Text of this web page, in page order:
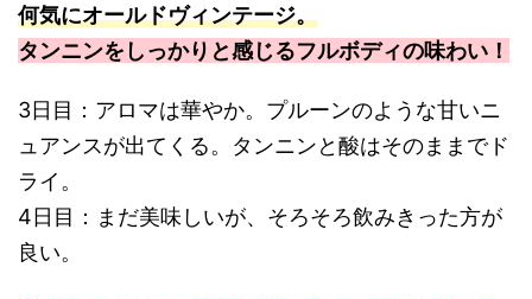
何気にオールドヴィンテージ。
タンニンをしっかりと感じるフルボディの味わい！
3日目：アロマは華やか。プルーンのような甘いニ
ュアンスが出てくる。タンニンと酸はそのままでド
ライ。
4日目：まだ美味しいが、そろそろ飲みきった方が
良い。